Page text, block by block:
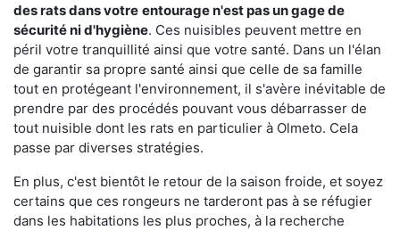
des rats dans votre entourage n'est pas un gage de
sécurité ni d'hygiène. Ces nuisibles peuvent mettre en
péril votre tranquillité ainsi que votre santé. Dans un l'élan
de garantir sa propre santé ainsi que celle de sa famille
tout en protégeant l'environnement, il s'avère inévitable de
prendre par des procédés pouvant vous débarrasser de
tout nuisible dont les rats en particulier à Olmeto. Cela
passe par diverses stratégies.
En plus, c'est bientôt le retour de la saison froide, et soyez
certains que ces rongeurs ne tarderont pas à se réfugier
dans les habitations les plus proches, à la recherche